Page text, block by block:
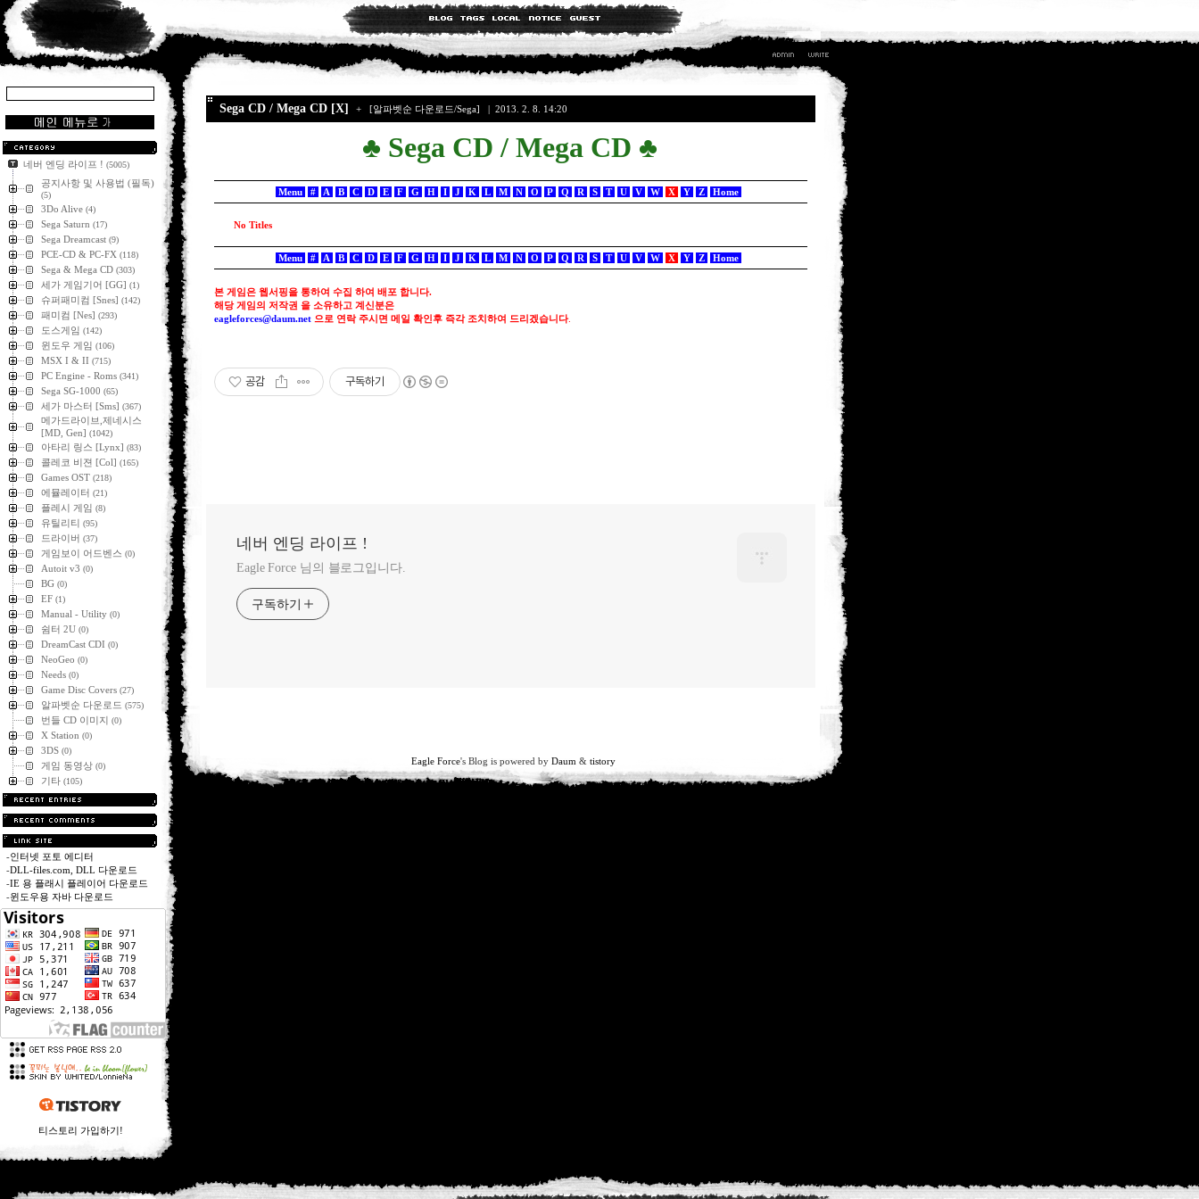
네버 엔딩 라이프 ! (5005)
공지사항 및 사용법 (필독)
(5)
3Do Alive (4)
Sega Saturn (17)
Sega Dreamcast (9)
PCE-CD & PC-FX (118)
Sega & Mega CD (303)
세가 게임기어 [GG] (1)
슈퍼패미컴 [Snes] (142)
패미컴 [Nes] (293)
도스게임 (142)
윈도우 게임 (106)
MSX I & II (715)
PC Engine - Roms (341)
Sega SG-1000 (65)
세가 마스터 [Sms] (367)
메가드라이브,제네시스
[MD, Gen] (1042)
아타리 링스 [Lynx] (83)
콜레코 비젼 [Col] (165)
Games OST (218)
에뮬레이터 (21)
플레시 게임 (8)
유틸리티 (95)
드라이버 (37)
게임보이 어드벤스 (0)
Autoit v3 (0)
BG (0)
EF (1)
Manual - Utility (0)
쉼터 2U (0)
DreamCast CDI (0)
NeoGeo (0)
Needs (0)
Game Disc Covers (27)
알파벳순 다운로드 (575)
번들 CD 이미지 (0)
X Station (0)
3DS (0)
게임 동영상 (0)
기타 (105)
-인터넷 포토 에디터
-DLL-files.com, DLL 다운로드
-IE 용 플래시 플레이어 다운로드
-윈도우용 자바 다운로드
티스토리 가입하기!
Sega CD / Mega CD [X] + [알파벳순 다운로드/Sega] | 2013. 2. 8. 14:20
♣ Sega CD / Mega CD ♣
Menu # A B C D E F G H I J K L M N O P Q R S T U V W X Y Z Home
No Titles
Menu # A B C D E F G H I J K L M N O P Q R S T U V W X Y Z Home
본 게임은 웹서핑을 통하여 수집 하여 배포 합니다.
해당 게임의 저작권 을 소유하고 계신분은
eagleforces@daum.net 으로 연락 주시면 메일 확인후 즉각 조치하여 드리겠습니다.
공감 구독하기
네버 엔딩 라이프 !
Eagle Force 님의 블로그입니다.
구독하기
Eagle Force's Blog is powered by Daum & tistory